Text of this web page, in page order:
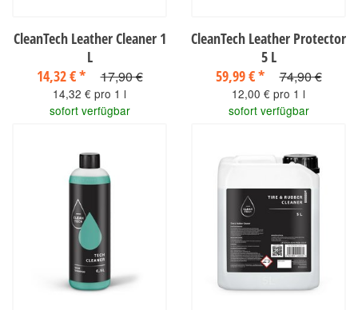
CleanTech Leather Cleaner 1
L
14,32 €* 17,90 €
14,32 € pro 1 l
sofort verfügbar
CleanTech Leather Protector
5 L
59,99 €* 74,90 €
12,00 € pro 1 l
sofort verfügbar